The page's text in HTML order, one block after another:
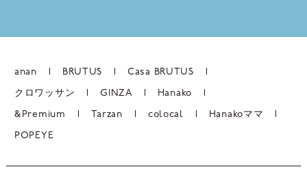
anan BRUTUS Casa BRUTUS
クロワッサン GINZA Hanako
&Premium Tarzan colocal Hanakoママ
POPEYE